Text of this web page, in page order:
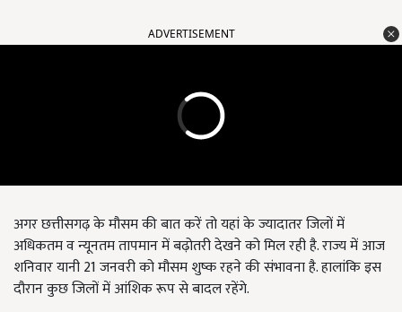
ADVERTISEMENT
अगर छत्तीसगढ़ के मौसम की बात करें तो यहां के ज्यादातर जिलों में
अधिकतम व न्यूनतम तापमान में बढ़ोतरी देखने को मिल रही है. राज्य में आज
शनिवार यानी 21 जनवरी को मौसम शुष्क रहने की संभावना है. हालांकि इस
दौरान कुछ जिलों में आंशिक रूप से बादल रहेंगे.